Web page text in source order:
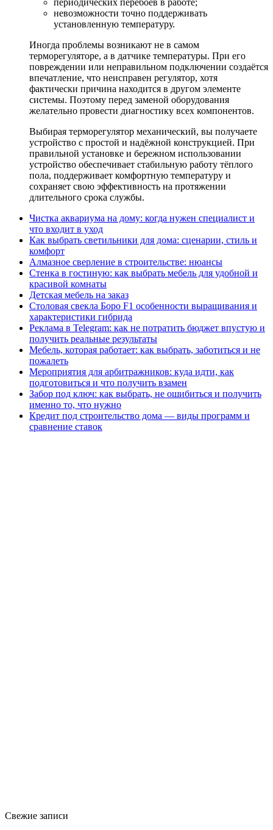
невозможности точно поддерживать
установленную температуру.
Иногда проблемы возникают не в самом
терморегуляторе, а в датчике температуры. При его
повреждении или неправильном подключении создаётся
впечатление, что неисправен регулятор, хотя
фактически причина находится в другом элементе
системы. Поэтому перед заменой оборудования
желательно провести диагностику всех компонентов.
Выбирая терморегулятор механический, вы получаете
устройство с простой и надёжной конструкцией. При
правильной установке и бережном использовании
устройство обеспечивает стабильную работу тёплого
пола, поддерживает комфортную температуру и
сохраняет свою эффективность на протяжении
длительного срока службы.
Чистка аквариума на дому: когда нужен специалист и
что входит в уход
Как выбрать светильники для дома: сценарии, стиль и
комфорт
Алмазное сверление в строительстве: нюансы
Стенка в гостиную: как выбрать мебель для удобной и
красивой комнаты
Детская мебель на заказ
Столовая свекла Боро F1 особенности выращивания и
характеристики гибрида
Реклама в Telegram: как не потратить бюджет впустую и
получить реальные результаты
Мебель, которая работает: как выбрать, заботиться и не
пожалеть
Мероприятия для арбитражников: куда идти, как
подготовиться и что получить взамен
Забор под ключ: как выбрать, не ошибиться и получить
именно то, что нужно
Кредит под строительство дома — виды программ и
сравнение ставок
Свежие записи